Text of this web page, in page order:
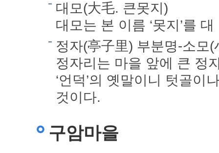
대모(大毛. 큰못지)
대모는 본 이름 ‘못지’를
정자(亭子里) 부분명-소모
정자리는 마을 앞에 큰 정
‘언덕’의 옛말이니 텃골이
것이다.
구암마을